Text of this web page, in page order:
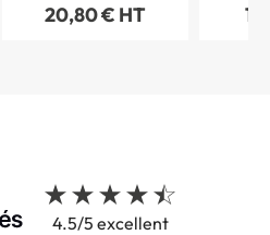
20,80 € HT
4.5/5 excellent